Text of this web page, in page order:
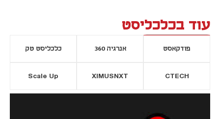
עוד בכלכליסט
פודקאסט אנרגיה 360 כלכליסט טק
CTECH
XIMUSNXT
Scale Up
נפתח בכרטיסייה חדשה חדשה